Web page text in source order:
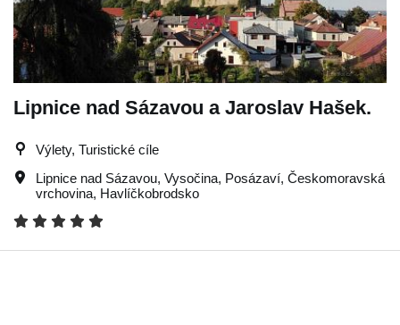
Lipnice nad Sázavou a Jaroslav Hašek.
Výlety, Turistické cíle
Lipnice nad Sázavou, Vysočina, Posázaví, Českomoravská
vrchovina, Havlíčkobrodsko